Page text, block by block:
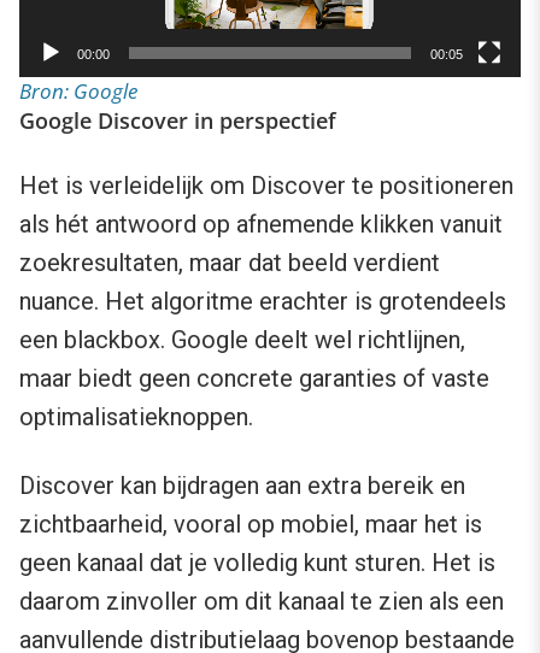
00:00 00:05
Bron: Google
Google Discover in perspectief
Het is verleidelijk om Discover te positioneren
als hét antwoord op afnemende klikken vanuit
zoekresultaten, maar dat beeld verdient
nuance. Het algoritme erachter is grotendeels
een blackbox. Google deelt wel richtlijnen,
maar biedt geen concrete garanties of vaste
optimalisatieknoppen.
Discover kan bijdragen aan extra bereik en
zichtbaarheid, vooral op mobiel, maar het is
geen kanaal dat je volledig kunt sturen. Het is
daarom zinvoller om dit kanaal te zien als een
aanvullende distributielaag bovenop bestaande